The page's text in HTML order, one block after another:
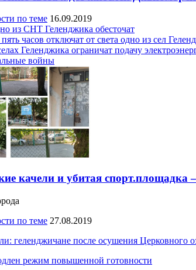
по теме 16.09.2019
из СНТ Геленджика обесточат
часов отключат от света одно из сел
Геленджика ограничат подачу
войны
качели и убитая спорт.площадка
по теме 27.08.2019
геленджичане после осушения Церковного
режим повышенной готовности